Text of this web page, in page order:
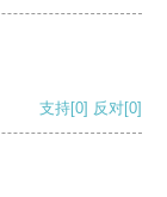
支持[0] 反对[0]